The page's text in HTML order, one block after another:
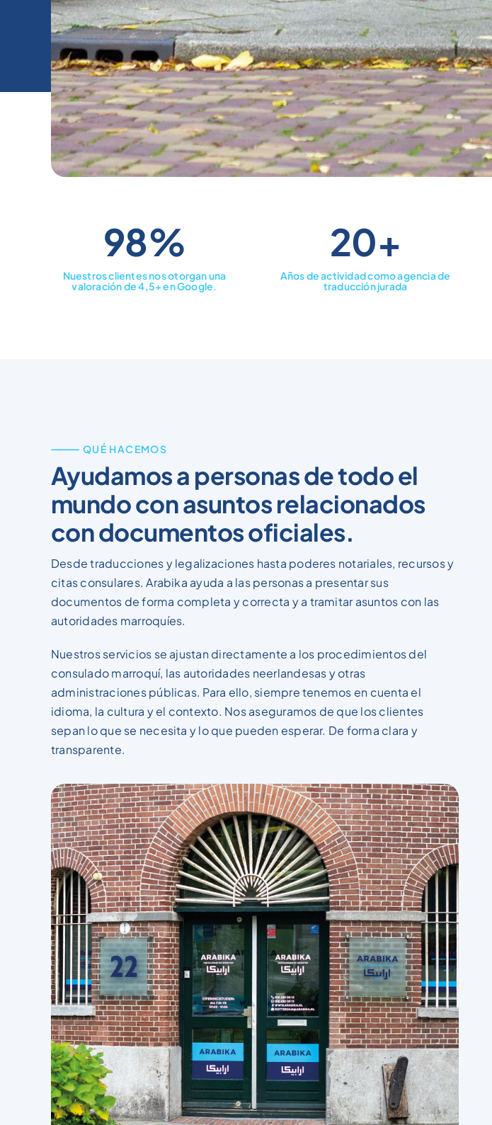
98%
Nuestros clientes nos otorgan una
valoración de 4,5+ en Google.
20+
Años de actividad como agencia de
traducción jurada
⸻ QUÉ HACEMOS
Ayudamos a personas de todo el
mundo con asuntos relacionados
con documentos oficiales.
Desde traducciones y legalizaciones hasta poderes notariales, recursos y
citas consulares. Arabika ayuda a las personas a presentar sus
documentos de forma completa y correcta y a tramitar asuntos con las
autoridades marroquíes.
Nuestros servicios se ajustan directamente a los procedimientos del
consulado marroquí, las autoridades neerlandesas y otras
administraciones públicas. Para ello, siempre tenemos en cuenta el
idioma, la cultura y el contexto. Nos aseguramos de que los clientes
sepan lo que se necesita y lo que pueden esperar. De forma clara y
transparente.